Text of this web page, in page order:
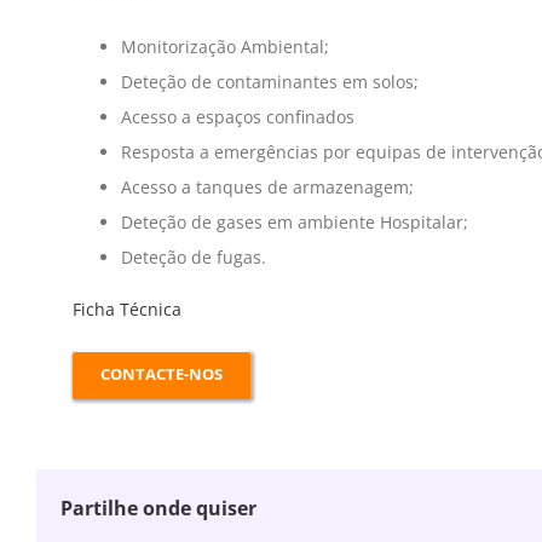
Monitorização Ambiental;
Deteção de contaminantes em solos;
Acesso a espaços confinados
Resposta a emergências por equipas de
Acesso a tanques de armazenagem;
Deteção de gases em ambiente Hospitalar;
Deteção de fugas.
Ficha Técnica
CONTACTE-NOS
Partilhe onde quiser